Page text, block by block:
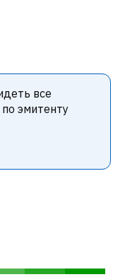
все
эмитенту